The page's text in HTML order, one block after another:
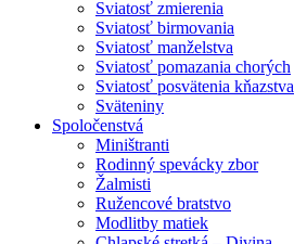
Sviatosť zmierenia
Sviatosť birmovania
Sviatosť manželstva
Sviatosť pomazania chorých
Sviatosť posvätenia kňazstva
Sväteniny
Spoločenstvá
Miništranti
Rodinný spevácky zbor
Žalmisti
Ružencové bratstvo
Modlitby matiek